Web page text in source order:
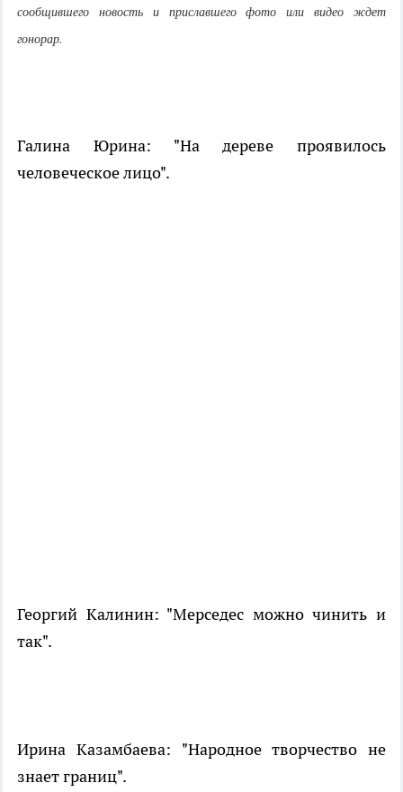
сообщившего новость и приславшего фото или видео ждет
гонорар.
Галина Юрина: "На дереве проявилось
человеческое лицо".
Георгий Калинин: "Мерседес можно чинить и
так".
Ирина Казамбаева: "Народное творчество не
знает границ".